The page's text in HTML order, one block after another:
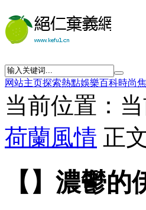
网站主页探索熱點娛樂百科時尚
当前位置：当
荷蘭風情 正
【】濃鬱